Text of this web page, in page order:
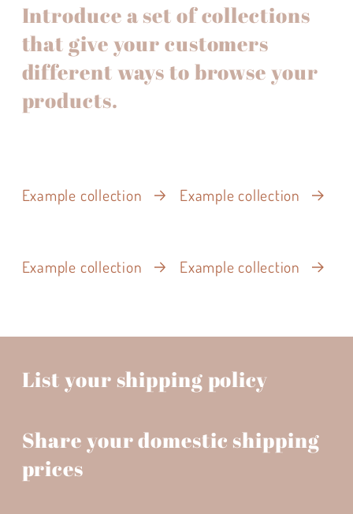
Introduce a set of collections
that give your customers
different ways to browse your
products.
Example collection Example collection
Example collection Example collection
List your shipping policy
Share your domestic shipping
prices